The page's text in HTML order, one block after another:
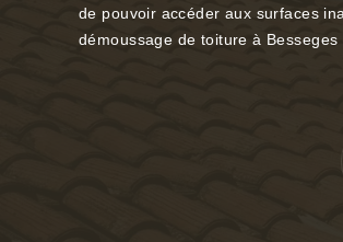
de pouvoir accéder aux surfaces
démoussage de toiture à